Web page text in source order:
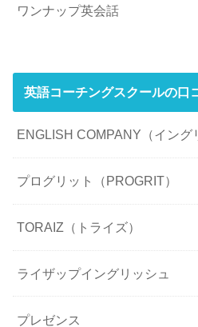
ワンナップ英会話
英語コーチングスクールの口
ENGLISH COMPANY（イング
プログリット（PROGRIT）
TORAIZ（トライズ）
ライザップイングリッシュ
プレゼンス